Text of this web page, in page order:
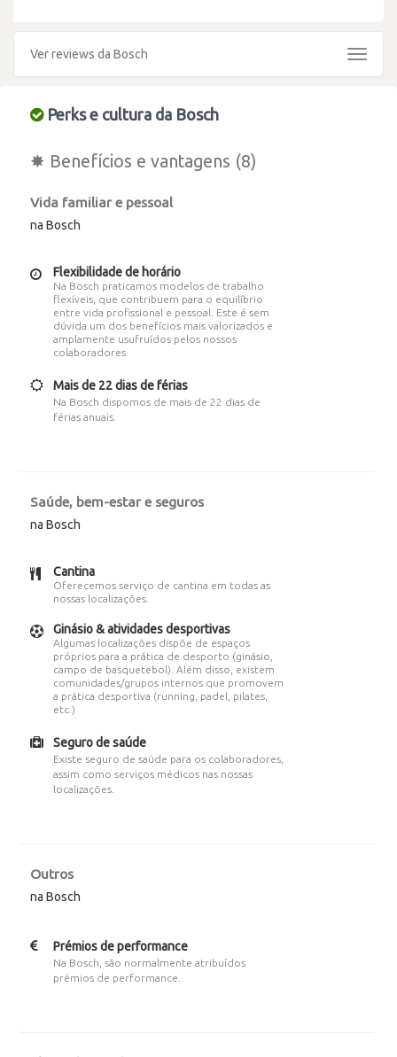
Ver reviews da Bosch
Toggle
Perks e cultura da Bosch
✸ Benefícios e vantagens (8)
Vida familiar e pessoal
na Bosch
Flexibilidade de horário
Na Bosch praticamos modelos de trabalho
flexíveis, que contribuem para o equilíbrio
entre vida profissional e pessoal. Este é sem
dúvida um dos benefícios mais valorizados e
amplamente usufruídos pelos nossos
colaboradores
Mais de 22 dias de férias
Na Bosch dispomos de mais de 22 dias de
férias anuais.
Saúde, bem-estar e seguros
na Bosch
Cantina
Oferecemos serviço de cantina em todas as
nossas localizações.
Ginásio & atividades desportivas
Algumas localizações dispõe de espaços
próprios para a prática de desporto (ginásio,
campo de basquetebol). Além disso, existem
comunidades/grupos internos que promovem
a prática desportiva (running, padel, pilates,
etc.)
Seguro de saúde
Existe seguro de saúde para os colaboradores,
assim como serviços médicos nas nossas
localizações.
Outros
na Bosch
Prémios de performance
Na Bosch, são normalmente atribuídos
prémios de performance.